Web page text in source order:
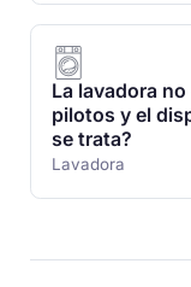
La lavadora
pilotos y el
se trata?
Lavadora